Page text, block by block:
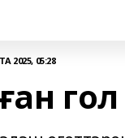
2025, 05:28